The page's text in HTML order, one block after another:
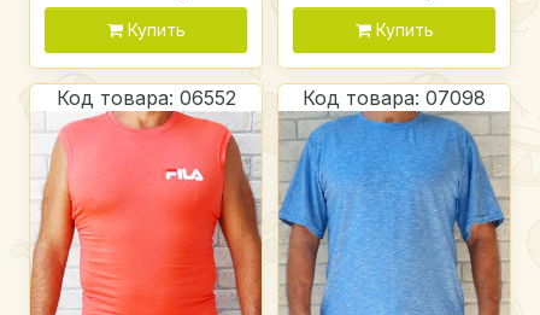
цвет темно синий
Купить
мужчин, цвет
зеленый
Купить
Код товара: 06552 Код товара: 07098